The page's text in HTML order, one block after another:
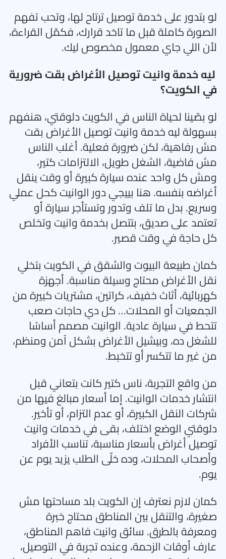
لو بتدور على خدمة توصيل ترتاح لها، وتحب تفهم
الصورة كاملة قبل ما تاخد قرارك، فكمّل القراءة،
لأن اللي جاي معمول مخصوص ليك.
ليه خدمة وانيت توصيل الأغراض بقت ضرورية
في الكويت؟
لو بصّينا لحياة الناس في الكويت دلوقتي، هنفهم
بسهولة ليه خدمة وانيت توصيل الأغراض بقت
مش رفاهية، لكن ضرورة فعلية. أغلب الناس
مش فاضية، الشغل طويل، الالتزامات كتير،
ومش كل واحد عنده سيارة كبيرة أو وقت ينقل
أغراضه بنفسه. هنا بييجي دور الوانيت كحل عملي
وسريع. بدل ما تلف وتدور وتستأجر سيارة أو
تعتمد على صديق، بتتصل بخدمة وانيت وتخلص
كل حاجة في وقت قصير.
كمان طبيعة البيوت والشقق في الكويت بتخلي
نقل الأغراض محتاج وسيلة مناسبة. أجهزة
كهربائية، أثاث خفيف، كراتين، مشتريات كبيرة من
الجمعيات أو المحلات… كل دي حاجات صعب
تتحط في سيارة عادية. الوانيت مصمم أساسًا
للشغل ده، وبيشيل الأغراض بشكل آمن ومنظم،
من غير ما تتكسر أو تتخبط.
من واقع التجربة، ناس كتير كانت بتعاني قبل
انتشار خدمات الوانيت. إما أسعار مبالغ فيها من
شركات النقل الكبيرة، أو عدم التزام، أو تأخير.
دلوقتي الوضع اختلف، بقى في خدمات وانيت
توصيل أغراض بأسعار مناسبة، تناسب الأفراد
وأصحاب المحلات، وده خلّى الطلب يزيد يوم عن
يوم.
كمان لازم نعترف إن الكويت بلد مساحتها مش
صغيرة، والتنقل بين المناطق محتاج خبرة
ومعرفة بالطرق. سائق وانيت فاهم المناطق،
عارف أوقات الزحمة، وعنده تجربة في التوصيل،